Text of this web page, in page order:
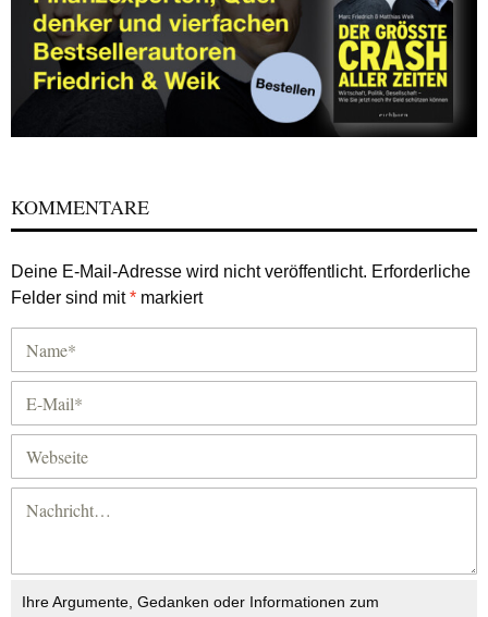
KOMMENTARE
Deine E-Mail-Adresse wird nicht veröffentlicht. Erforderliche
Felder sind mit* markiert
Ihre Argumente, Gedanken oder Informationen zum